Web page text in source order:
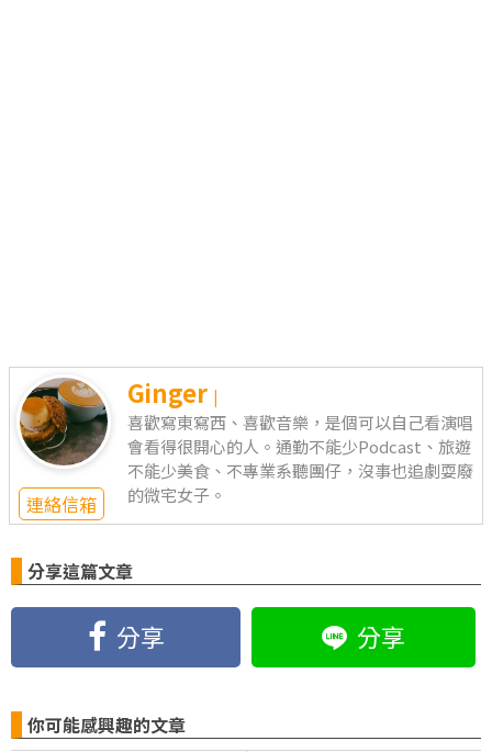
連絡信箱
Ginger |
喜歡寫東寫西、喜歡音樂，是個可以自己看演唱
會看得很開心的人。通勤不能少Podcast、旅遊
不能少美食、不專業系聽團仔，沒事也追劇耍廢
的微宅女子。
分享這篇文章
分享 分享
你可能感興趣的文章